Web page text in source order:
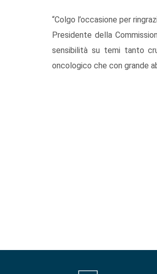
“Colgo l’occasione per
Presidente della
sensibilità su temi tanto
oncologico che con grande